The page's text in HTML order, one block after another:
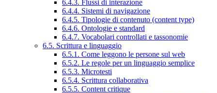
6.4.3. Flussi di interazione
6.4.4. Sistemi di navigazione
6.4.5. Tipologie di contenuto (content type)
6.4.6. Ontologie e standard
6.4.7. Vocabolari controllati e tassonomie
6.5. Scrittura e linguaggio
6.5.1. Come leggono le persone sul web
6.5.2. Le regole per un linguaggio semplice
6.5.3. Microtesti
6.5.4. Scrittura collaborativa
6.5.5. Content critique